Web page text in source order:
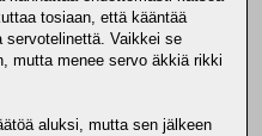
tosiaan, että kääntää
servotelinettä. Vaikkei se
mutta menee servo äkkiä rikki
aluksi, mutta sen jälkeen